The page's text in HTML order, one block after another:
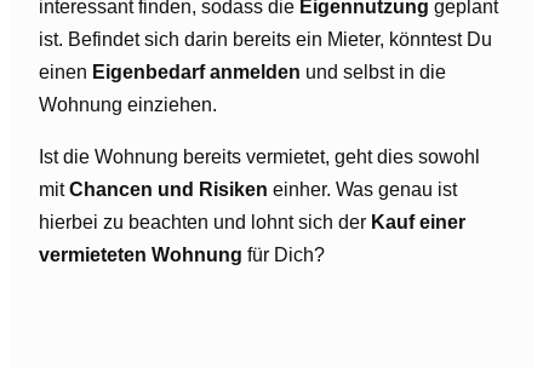
interessant finden, sodass die Eigennutzung geplant
ist. Befindet sich darin bereits ein Mieter, könntest Du
einen Eigenbedarf anmelden und selbst in die
Wohnung einziehen.
Ist die Wohnung bereits vermietet, geht dies sowohl
mitChancen und Risiken einher. Was genau ist
hierbei zu beachten und lohnt sich der Kauf einer
vermieteten Wohnung für Dich?